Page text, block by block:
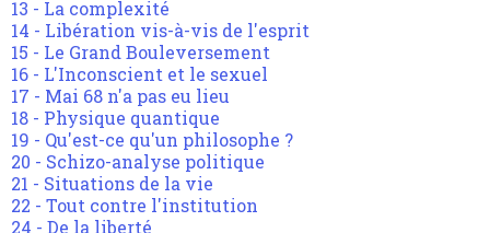
13 - La complexité
14 - Libération vis-à-vis de l'esprit
15 - Le Grand Bouleversement
16 - L'Inconscient et le sexuel
17 - Mai 68 n'a pas eu lieu
18 - Physique quantique
19 - Qu'est-ce qu'un philosophe ?
20 - Schizo-analyse politique
21 - Situations de la vie
22 - Tout contre l'institution
24 - De la liberté